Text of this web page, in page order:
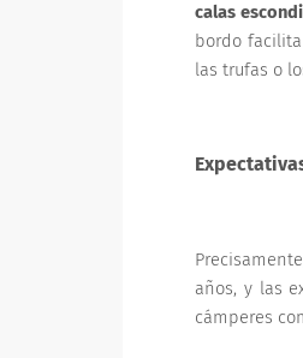
calas
bordo
las trufas o
años, y las
cámperes